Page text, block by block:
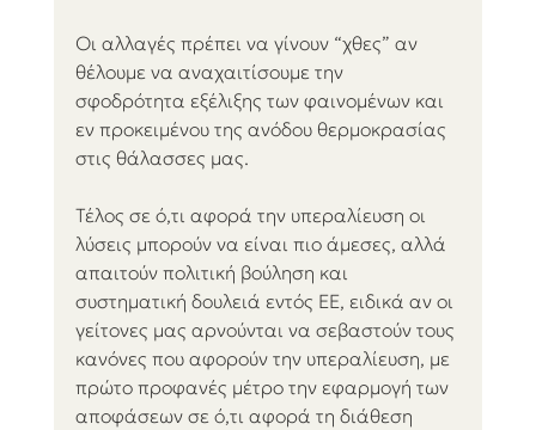
Οι αλλαγές πρέπει να γίνουν “χθες” αν
θέλουμε να αναχαιτίσουμε την
σφοδρότητα εξέλιξης των φαινομένων και
εν προκειμένου της ανόδου θερμοκρασίας
στις θάλασσες μας.
Τέλος σε ό,τι αφορά την υπεραλίευση οι
λύσεις μπορούν να είναι πιο άμεσες, αλλά
απαιτούν πολιτική βούληση και
συστηματική δουλειά εντός ΕΕ, ειδικά αν οι
γείτονες μας αρνούνται να σεβαστούν τους
κανόνες που αφορούν την υπεραλίευση, με
πρώτο προφανές μέτρο την εφαρμογή των
αποφάσεων σε ό,τι αφορά τη διάθεση